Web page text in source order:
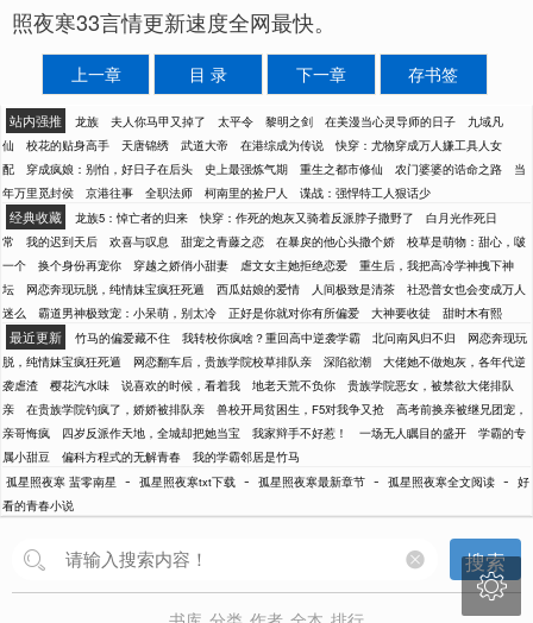
照夜寒33言情更新速度全网最快。
上一章 目 录 下一章 存书签
站内强推 龙族 夫人你马甲又掉了 太平令 黎明之剑 在美漫当心灵导师的日子
九域凡
仙
校花的贴身高手 天唐锦绣 武道大帝 在港综成为传说
快穿：尤物穿成万人嫌工具人女
配
穿成疯娘：别怕，好日子在后头 史上最强炼气期 重生之都市修仙 农门婆婆的诰命之路
当
年万里觅封侯
京港往事 全职法师 柯南里的捡尸人 谍战：强悍特工人狠话少
经典收藏 龙族5：悼亡者的归来 快穿：作死的炮灰又骑着反派脖子撒野了
白月光作死日
常
我的迟到天后 欢喜与叹息 甜宠之青藤之恋 在暴戾的他心头撒个娇
校草是萌物：甜心，啵
一个
换个身份再宠你 穿越之娇俏小甜妻 虐文女主她拒绝恋爱
重生后，我把高冷学神拽下神
坛
网恋奔现玩脱，纯情妹宝疯狂死遁 西瓜姑娘的爱情 人间极致是清茶
社恐普女也会变成万人
迷么
霸道男神极致宠：小呆萌，别太冷 正好是你就对你有所偏爱 大神要收徒 甜时木有熙
最近更新 竹马的偏爱藏不住 我转校你疯啥？重回高中逆袭学霸 北问南风归不归
网恋奔现玩
脱，纯情妹宝疯狂死遁
网恋翻车后，贵族学院校草排队亲 深陷欲潮
大佬她不做炮灰，各年代逆
袭虐渣
樱花汽水味 说喜欢的时候，看着我 地老天荒不负你
贵族学院恶女，被禁欲大佬排队
亲
在贵族学院钓疯了，娇娇被排队亲 兽校开局贫困生，F5对我争又抢
高考前换亲被继兄团宠，
亲哥悔疯
四岁反派作天地，全城却把她当宝 我家辩手不好惹！ 一场无人瞩目的盛开
学霸的专
属小甜豆
偏科方程式的无解青春
我的学霸邻居是竹马
孤星照夜寒 蜚零南星 - 孤星照夜寒txt下载 - 孤星照夜寒最新章节 - 孤星照夜寒全文阅读 - 好
看的青春小说
搜索
